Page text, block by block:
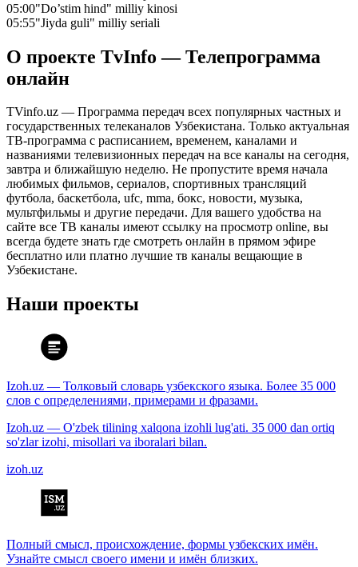
05:00"Do’stim hind" milliy kinosi
05:55"Jiyda guli" milliy seriali
О проекте TvInfo — Телепрограмма
онлайн
TVinfo.uz — Программа передач всех популярных частных и
государственных телеканалов Узбекистана. Только актуальная
ТВ-программа с расписанием, временем, каналами и
названиями телевизионных передач на все каналы на сегодня,
завтра и ближайшую неделю. Не пропустите время начала
любимых фильмов, сериалов, спортивных трансляций
футбола, баскетбола, ufc, mma, бокс, новости, музыка,
мультфильмы и другие передачи. Для вашего удобства на
сайте все ТВ каналы имеют ссылку на просмотр online, вы
всегда будете знать где смотреть онлайн в прямом эфире
бесплатно или платно лучшие тв каналы вещающие в
Узбекистане.
Наши проекты
Izoh.uz — Толковый словарь узбекского языка. Более 35 000
слов с определениями, примерами и фразами.
Izoh.uz — O'zbek tilining xalqona izohli lug'ati. 35 000 dan ortiq
so'zlar izohi, misollari va iboralari bilan.
izoh.uz
Полный смысл, происхождение, формы узбекских имён.
Узнайте смысл своего имени и имён близких.